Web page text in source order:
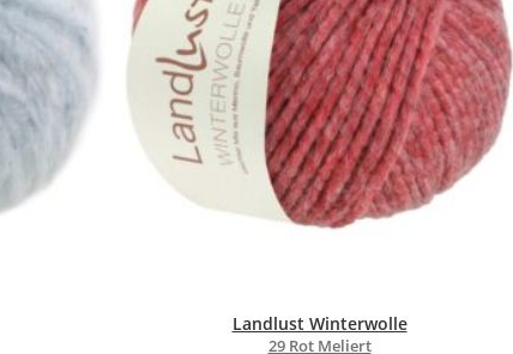
Landlust Winterwolle
29 Rot Meliert